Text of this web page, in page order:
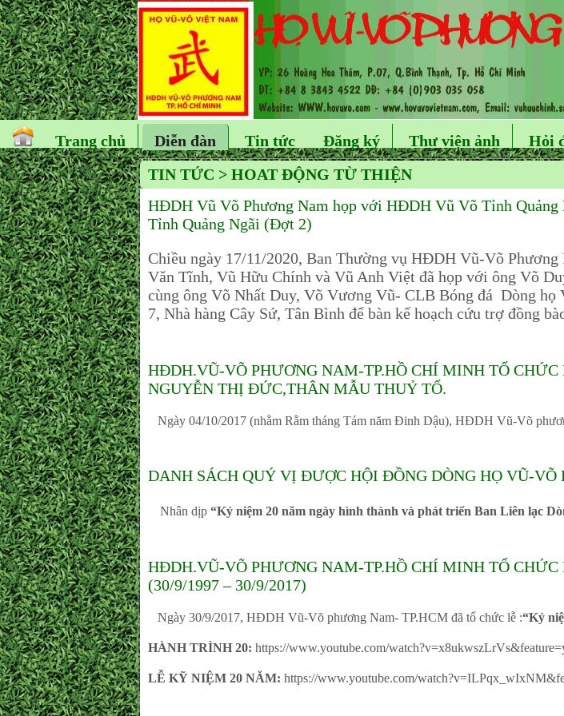
Trang chủ Diễn đàn Tin tức Đăng ký Thư viện ảnh Hỏi
TIN TỨC > HOAT ĐỘNG TỪ THIỆN
HĐDH Vũ Võ Phương Nam họp với HĐDH Vũ Võ Tỉnh Quảng
Tỉnh Quảng Ngãi (Đợt 2)
Chiều ngày 17/11/2020, Ban Thường vụ HĐDH Vũ-Võ
Văn Tĩnh, Vũ Hữu Chính và Vũ Anh Việt đã họp với ông Võ
cùng ông Võ Nhất Duy, Võ Vương Vũ- CLB Bóng đá Dòng
7, Nhà hàng Cây Sứ, Tân Bình để bàn kế hoạch cứu trợ đồng
HĐDH.VŨ-VÕ PHƯƠNG NAM-TP.HỒ CHÍ MINH TỔ
NGUYỄN THỊ ĐỨC,THÂN MẪU THUỶ TỔ.
Ngày 04/10/2017 (nhằm Rằm tháng Tám năm Đinh Dậu), HĐDH Vũ-Võ
DANH SÁCH QUÝ VỊ ĐƯỢC HỘI ĐỒNG DÒNG HỌ VŨ-
Nhân dịp “Kỷ niệm 20 năm ngày hình thành và phát triển Ban Liên lạc
HĐDH.VŨ-VÕ PHƯƠNG NAM-TP.HỒ CHÍ MINH TỔ
(30/9/1997 – 30/9/2017)
Ngày 30/9/2017, HĐDH Vũ-Võ phương Nam- TP.HCM đã tổ chức lễ :“Kỷ
HÀNH TRÌNH 20: https://www.youtube.com/
LỄ KỸ NIỆM 20 NĂM: https://www.youtube.com/